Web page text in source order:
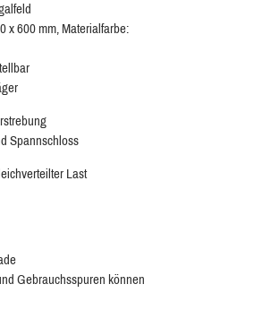
x 600 mm, Materialfarbe:
Spannschloss
Last
Gebrauchsspuren können